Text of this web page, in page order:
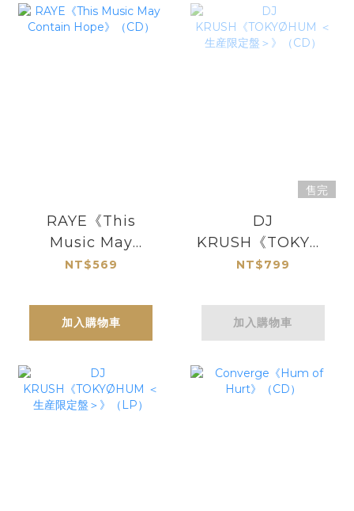
RAYE《This
Music May
Contain Hope》
NT$569
加入購物車
售完
DJ
KRUSH《
＜生産限定盤＞》
NT$799
加入購物車